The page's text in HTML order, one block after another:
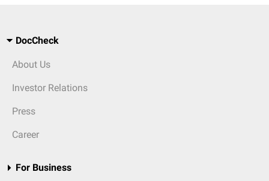
DocCheck
About Us
Investor Relations
Press
Career
For Business